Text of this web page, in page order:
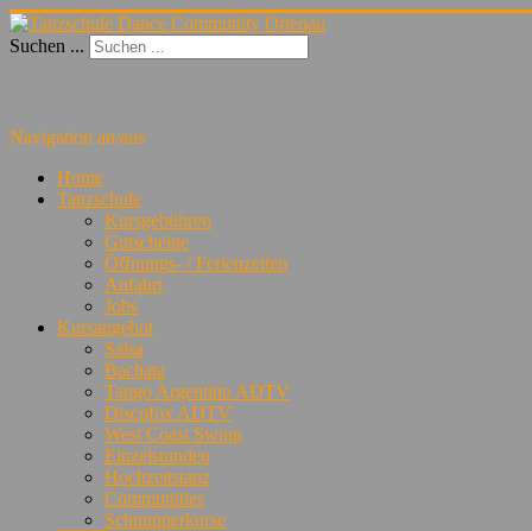
Suchen ...
Navigation an/aus
Home
Tanzschule
Kursgebühren
Gutscheine
Öffnungs- / Ferienzeiten
Anfahrt
Jobs
Kursangebot
Salsa
Bachata
Tango Argentino ADTV
Discofox ADTV
West Coast Swing
Einzelstunden
Hochzeitstanz
Communities
Schnupperkurse